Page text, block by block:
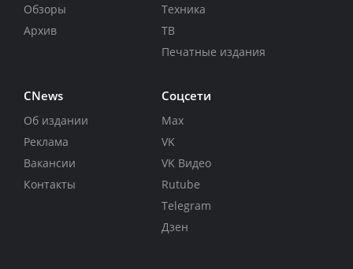
Обзоры
Архив
Техника
ТВ
Печатные издания
CNews
Об издании
Реклама
Вакансии
Контакты
Соцсети
Max
VK
VK Видео
Rutube
Telegram
Дзен